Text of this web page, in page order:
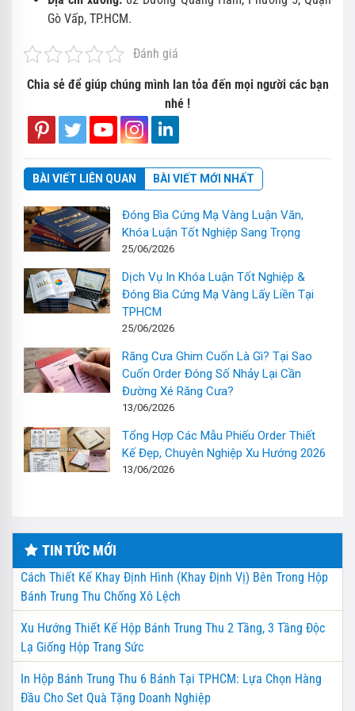
Gò Vấp, TP.HCM.
Đánh giá
Chia sẻ để giúp chúng mình lan tỏa đến mọi người các bạn
nhé !
BÀI VIẾT LIÊN QUAN BÀI VIẾT MỚI NHẤT
Đóng Bìa Cứng Mạ Vàng Luận Văn,
Khóa Luận Tốt Nghiệp Sang Trọng
25/06/2026
Dịch Vụ In Khóa Luận Tốt Nghiệp &
Đóng Bìa Cứng Mạ Vàng Lấy Liền Tại
TPHCM
25/06/2026
Răng Cưa Ghim Cuốn Là Gì? Tại Sao
Cuốn Order Đóng Số Nhảy Lại Cần
Đường Xé Răng Cưa?
13/06/2026
Tổng Hợp Các Mẫu Phiếu Order Thiết
Kế Đẹp, Chuyên Nghiệp Xu Hướng 2026
13/06/2026
TIN TỨC MỚI
Cách Thiết Kế Khay Định Hình (Khay Định Vị) Bên Trong Hộp
Bánh Trung Thu Chống Xô Lệch
Xu Hướng Thiết Kế Hộp Bánh Trung Thu 2 Tầng, 3 Tầng Độc
Lạ Giống Hộp Trang Sức
In Hộp Bánh Trung Thu 6 Bánh Tại TPHCM: Lựa Chọn Hàng
Đầu Cho Set Quà Tặng Doanh Nghiệp